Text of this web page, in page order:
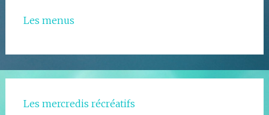
Les menus
Les mercredis récréatifs